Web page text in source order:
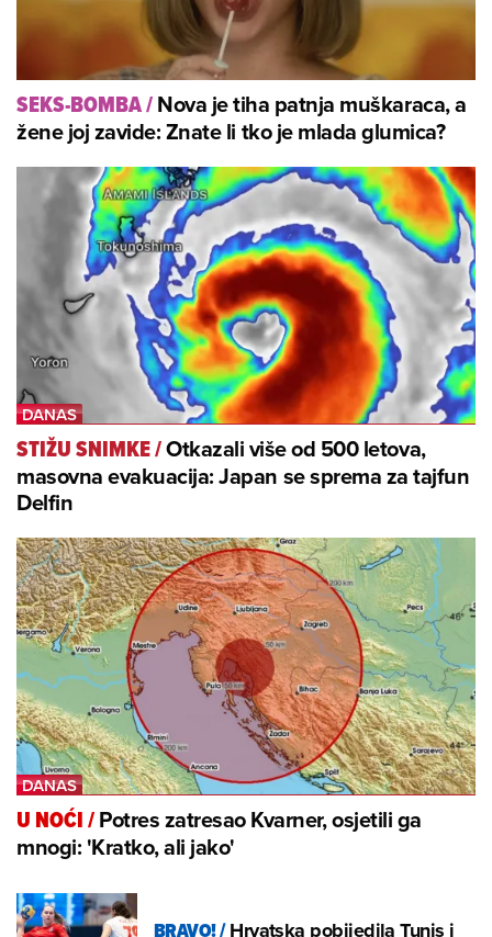
SEKS-BOMBA/Nova je tiha patnja muškaraca, a
žene joj zavide: Znate li tko je mlada glumica?
STIŽU SNIMKE/Otkazali više od 500 letova,
masovna evakuacija: Japan se sprema za tajfun
Delfin
U NOĆI/Potres zatresao Kvarner, osjetili ga
mnogi: 'Kratko, ali jako'
BRAVO!/Hrvatska pobijedila Tunis i